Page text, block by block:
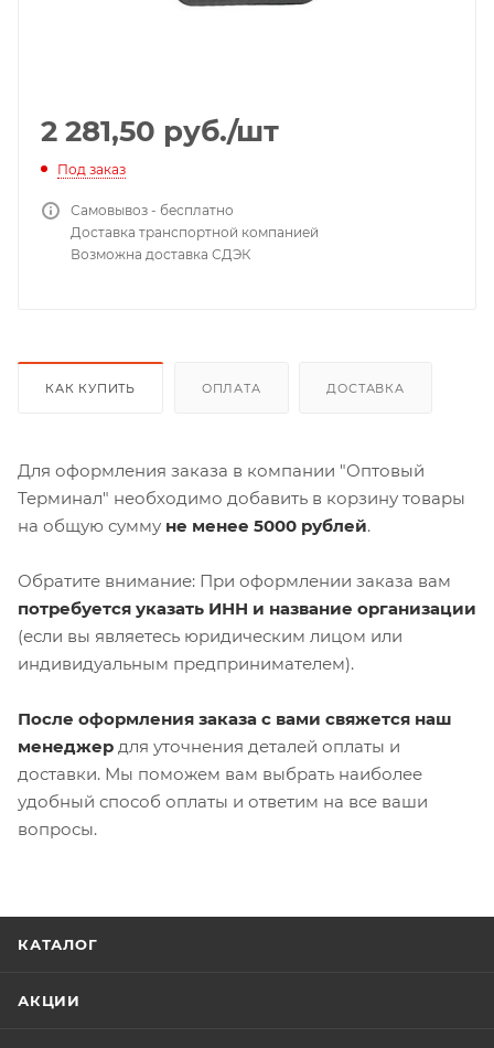
2 281,50 руб./шт
Под заказ
Самовывоз - бесплатно
Доставка транспортной компанией
Возможна доставка СДЭК
КАК КУПИТЬ ОПЛАТА ДОСТАВКА
Для оформления заказа в компании "Оптовый
Терминал" необходимо добавить в корзину товары
на общую сумму не менее 5000 рублей.
Обратите внимание: При оформлении заказа вам
потребуется указать ИНН и название организации
(если вы являетесь юридическим лицом или
индивидуальным предпринимателем).
После оформления заказа с вами свяжется наш
менеджер для уточнения деталей оплаты и
доставки. Мы поможем вам выбрать наиболее
удобный способ оплаты и ответим на все ваши
вопросы.
КАТАЛОГ
АКЦИИ